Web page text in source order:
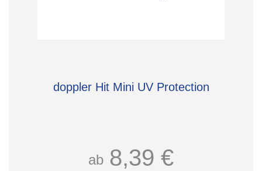
doppler Hit Mini UV Protection
ab 8,39 €